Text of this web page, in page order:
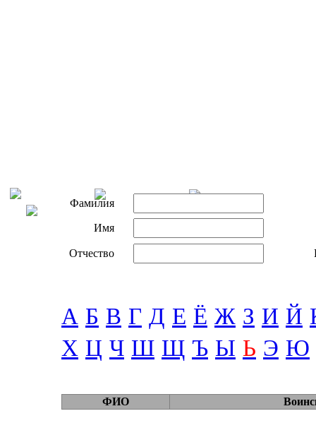
Фамилия
Имя
Отчество
А Б В Г Д Е Ё Ж З И Й
Х Ц Ч Ш Щ Ъ Ы Ь Э Ю
ФИО